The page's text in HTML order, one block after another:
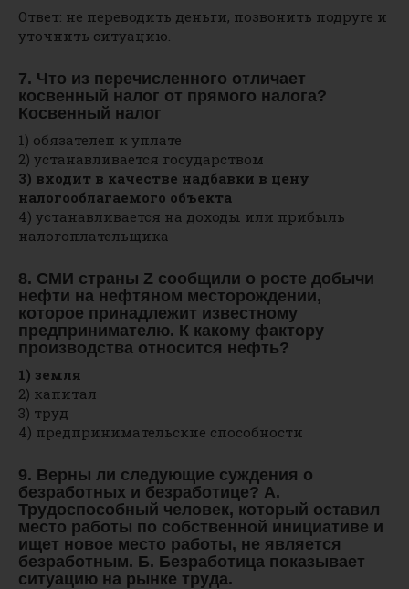
Ответ: не переводить деньги, позвонить подруге и
уточнить ситуацию.
7. Что из перечисленного отличает
косвенный налог от прямого налога?
Косвенный налог
1) обязателен к уплате
2) устанавливается государством
3) входит в качестве надбавки в цену
налогооблагаемого объекта
4) устанавливается на доходы или прибыль
налогоплательщика
8. СМИ страны Z сообщили о росте добычи
нефти на нефтяном месторождении,
которое принадлежит известному
предпринимателю. К какому фактору
производства относится нефть?
1) земля
2) капитал
3) труд
4) предпринимательские способности
9. Верны ли следующие суждения о
безработных и безработице? А.
Трудоспособный человек, который оставил
место работы по собственной инициативе и
ищет новое место работы, не является
безработным. Б. Безработица показывает
ситуацию на рынке труда.